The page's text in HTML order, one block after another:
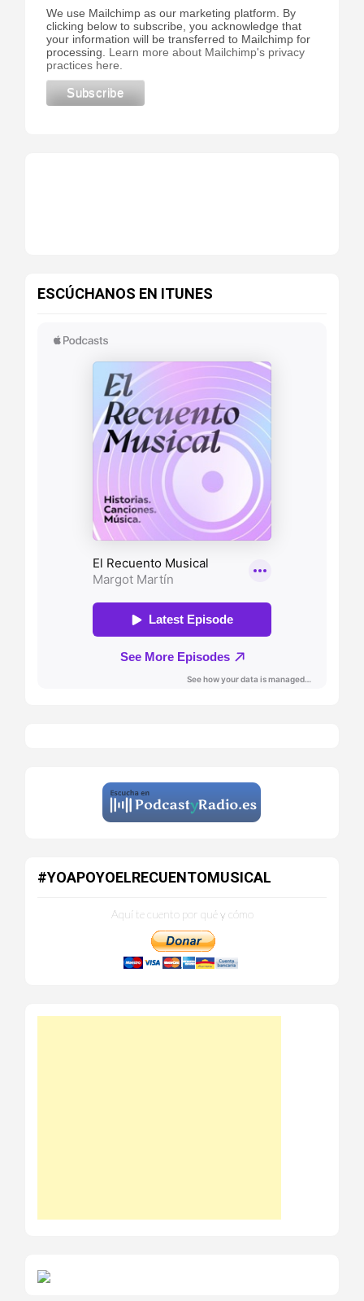
We use Mailchimp as our marketing platform. By
clicking below to subscribe, you acknowledge that
your information will be transferred to Mailchimp for
processing. Learn more about Mailchimp's privacy
practices here.
ESCÚCHANOS EN ITUNES
#YOAPOYOELRECUENTOMUSICAL
Aquí te cuento por qué y cómo